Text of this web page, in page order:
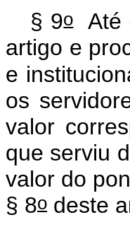
§ 9oAté
artigo e
e
os
valor
que serviu
valor do
§ 8o deste